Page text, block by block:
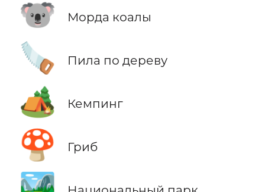
🐨 Морда коалы
🪚 Пила по дереву
🏕️ Кемпинг
🍄 Гриб